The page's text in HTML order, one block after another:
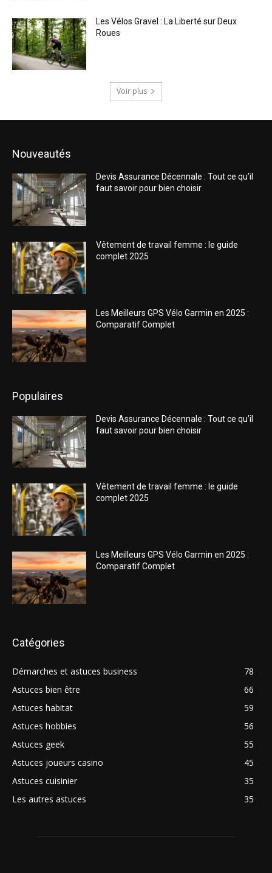
Les Vélos Gravel : La Liberté sur Deux
Roues
Voir plus
Nouveautés
Devis Assurance Décennale : Tout ce qu’il
faut savoir pour bien choisir
Vêtement de travail femme : le guide
complet 2025
Les Meilleurs GPS Vélo Garmin en 2025 :
Comparatif Complet
Populaires
Devis Assurance Décennale : Tout ce qu’il
faut savoir pour bien choisir
Vêtement de travail femme : le guide
complet 2025
Les Meilleurs GPS Vélo Garmin en 2025 :
Comparatif Complet
Catégories
Démarches et astuces business
78
Astuces bien être
66
Astuces habitat
59
Astuces hobbies
56
Astuces geek
55
Astuces joueurs casino
45
Astuces cuisinier
35
Les autres astuces
35